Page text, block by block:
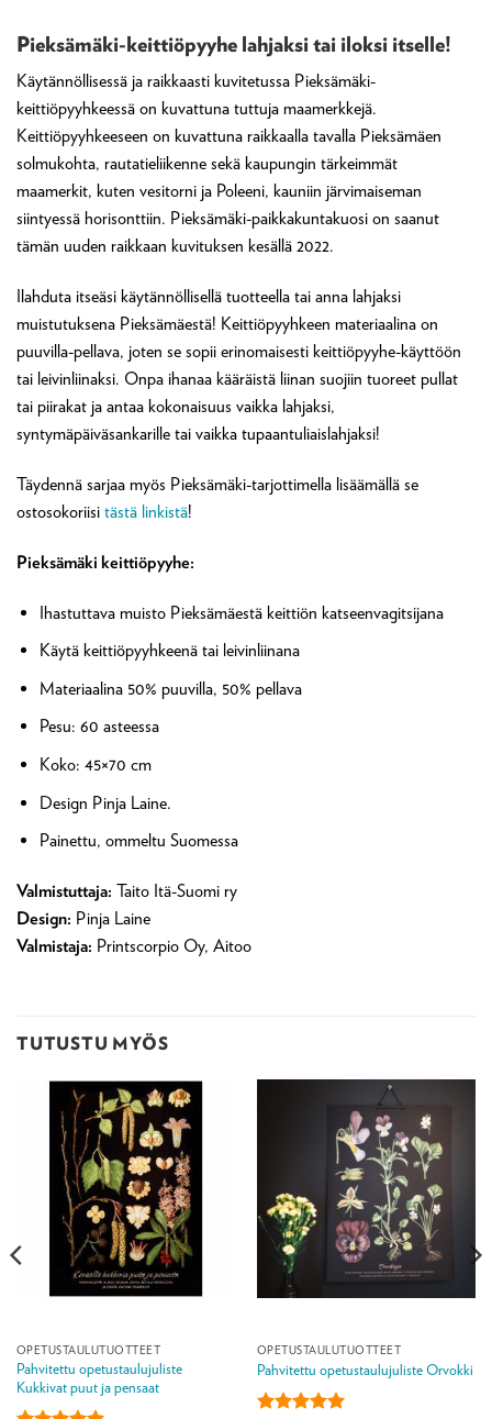
Pieksämäki-keittiöpyyhe lahjaksi tai iloksi itselle!
Käytännöllisessä ja raikkaasti kuvitetussa Pieksämäki-
keittiöpyyhkeessä on kuvattuna tuttuja maamerkkejä.
Keittiöpyyhkeeseen on kuvattuna raikkaalla tavalla Pieksämäen
solmukohta, rautatieliikenne sekä kaupungin tärkeimmät
maamerkit, kuten vesitorni ja Poleeni, kauniin järvimaiseman
siintyessä horisonttiin. Pieksämäki-paikkakuntakuosi on saanut
tämän uuden raikkaan kuvituksen kesällä 2022.
Ilahduta itseäsi käytännöllisellä tuotteella tai anna lahjaksi
muistutuksena Pieksämäestä! Keittiöpyyhkeen materiaalina on
puuvilla-pellava, joten se sopii erinomaisesti keittiöpyyhe-käyttöön
tai leivinliinaksi. Onpa ihanaa kääräistä liinan suojiin tuoreet pullat
tai piirakat ja antaa kokonaisuus vaikka lahjaksi,
syntymäpäiväsankarille tai vaikka tupaantuliaislahjaksi!
Täydennä sarjaa myös Pieksämäki-tarjottimella lisäämällä se
ostosokoriisi tästä linkistä!
Pieksämäki keittiöpyyhe:
Ihastuttava muisto Pieksämäestä keittiön katseenvagitsijana
Käytä keittiöpyyhkeenä tai leivinliinana
Materiaalina 50% puuvilla, 50% pellava
Pesu: 60 asteessa
Koko: 45×70 cm
Design Pinja Laine.
Painettu, ommeltu Suomessa
Valmistuttaja: Taito Itä-Suomi ry
Design: Pinja Laine
Valmistaja: Printscorpio Oy, Aitoo
TUTUSTU MYÖS
OPETUSTAULUTUOTTEET
Pahvitettu opetustaulujuliste
Kukkivat puut ja pensaat
OPETUSTAULUTUOTTEET
Pahvitettu opetustaulujuliste Orvokki